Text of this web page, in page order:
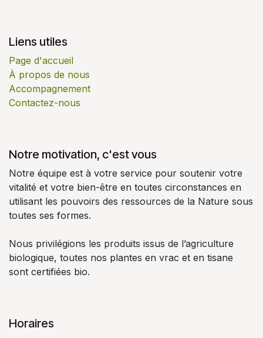
Liens utiles
Page d'accueil
À propos de nous
Accompagnement
Contactez-nous
Notre motivation, c'est vous
Notre équipe est à votre service pour soutenir votre
vitalité et votre bien-être en toutes circonstances en
utilisant les pouvoirs des ressources de la Nature sous
toutes ses formes.
Nous privilégions les produits issus de l’agriculture
biologique, toutes nos plantes en vrac et en tisane
sont certifiées bio.
Horaires